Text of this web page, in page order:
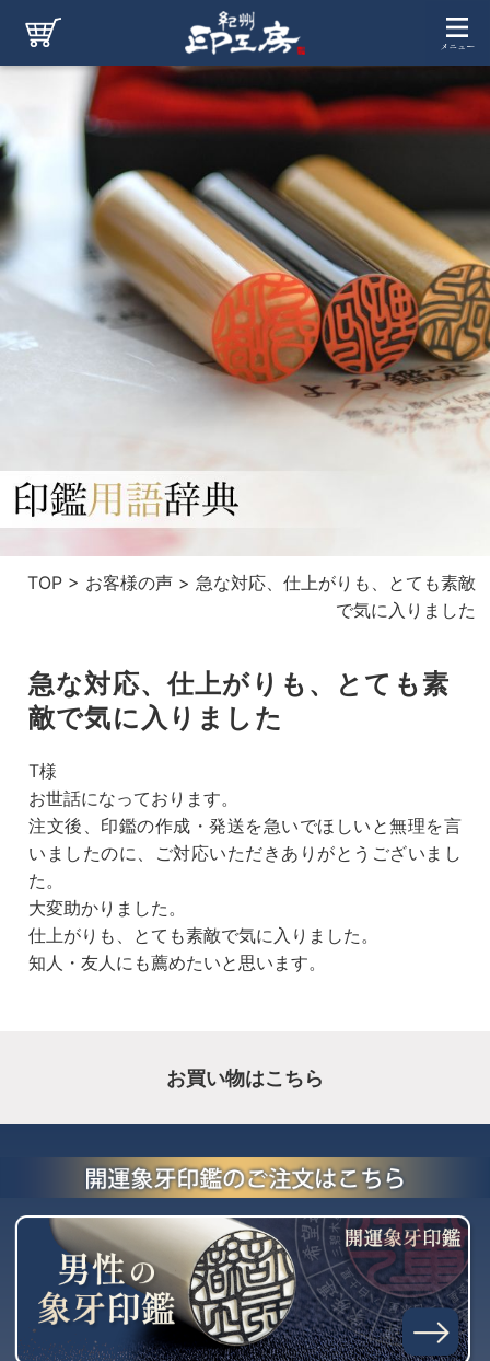
TOP> お客様の声> 急な対応、仕上がりも、とても素敵
で気に入りました
急な対応、仕上がりも、とても素
敵で気に入りました
T様
お世話になっております。
注文後、印鑑の作成・発送を急いでほしいと無理を言
いましたのに、ご対応いただきありがとうございまし
た。
大変助かりました。
仕上がりも、とても素敵で気に入りました。
知人・友人にも薦めたいと思います。
お買い物はこちら